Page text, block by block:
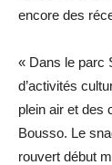
encore des
« Dans le parc
d’activités
plein air et des
Bousso. Le
rouvert début